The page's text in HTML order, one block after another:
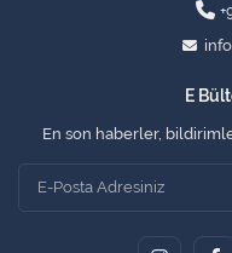
E
En son haberler,